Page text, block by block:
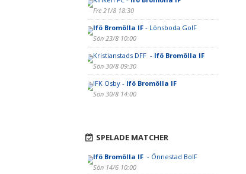
Fre 21/8 18:30
Ifö Bromölla IF- Lönsboda GoIF
Sön 23/8 10:00
Kristianstads DFF - Ifö Bromölla IF
Sön 30/8 09:30
IFK Osby - Ifö Bromölla IF
Sön 30/8 14:00
SPELADE MATCHER
Ifö Bromölla IF - Önnestad BoIF
Sön 14/6 10:00